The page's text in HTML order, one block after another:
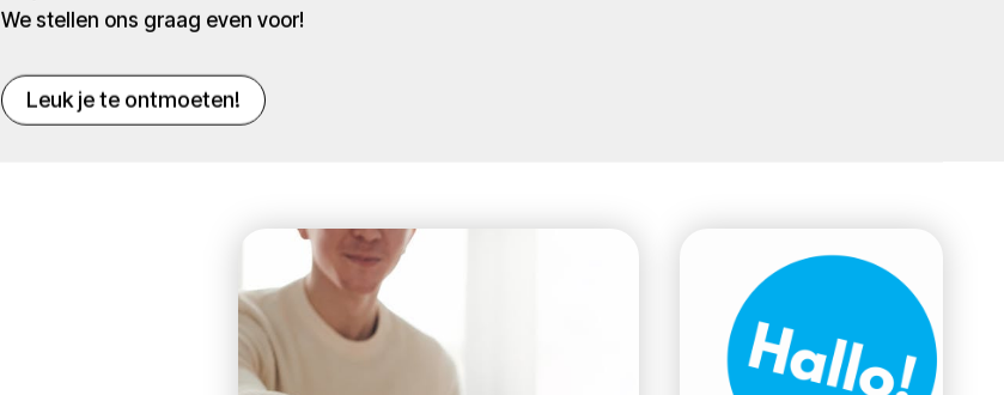
We stellen ons graag even voor!
Leuk je te ontmoeten!